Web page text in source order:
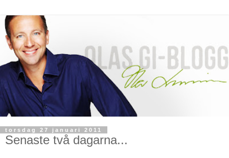
torsdag 27 januari 2011
Senaste två dagarna...